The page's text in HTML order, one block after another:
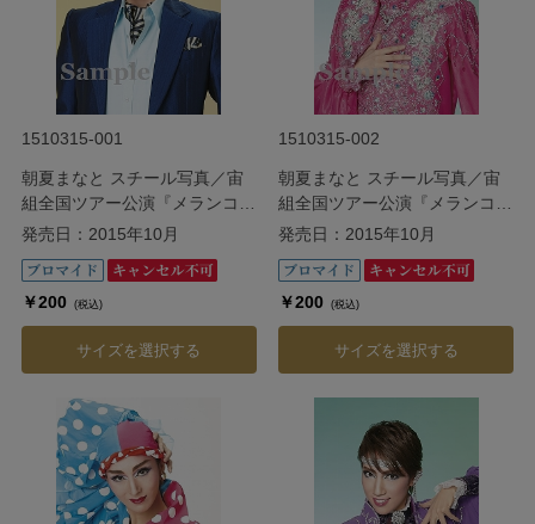
1510315-001
朝夏まなと スチール写真／宙
組全国ツアー公演『メランコリ
ック・ジゴロ』『シトラスの風
発売日：2015年10月
￥200 (税込)
サイズを選択する
1510315-002
朝夏まなと スチール写真／宙
組全国ツアー公演『メランコリ
ック・ジゴロ』『シトラスの風
発売日：2015年10月
￥200 (税込)
サイズを選択する